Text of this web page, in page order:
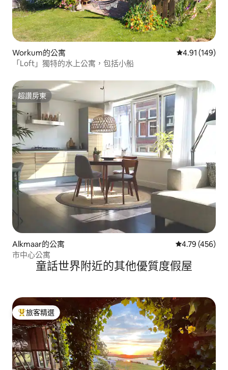
Workum的公寓 從 149 則評價
4.91 (149)
「Loft」獨特的水上公寓，包括小船
超讚房東
超讚房東
Alkmaar的公寓 從 456 則評價
4.79 (456)
市中心公寓
童話世界附近的其他優質度假屋
旅客精選榜首
旅客精選